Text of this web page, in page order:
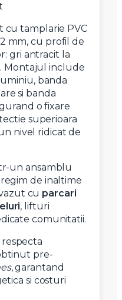
cu tamplarie PVC
mm, cu profil de
gri antracit la
Montajul include
banda
si banda
o fixare
superioara
nivel ridicat de
un ansamblu
de inaltime
cu parcari
, lifturi
comunitatii.
respecta
pre-
, garantand
si costuri